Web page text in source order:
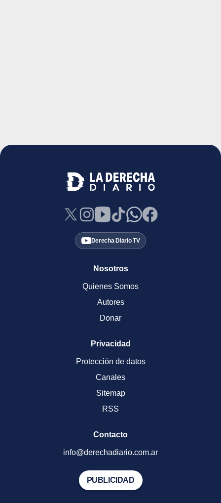
Derecha Diario TV
Nosotros
Quienes Somos
Autores
Donar
Privacidad
Protección de datos
Canales
Sitemap
RSS
Contacto
info@derechadiario.com.ar
PUBLICIDAD